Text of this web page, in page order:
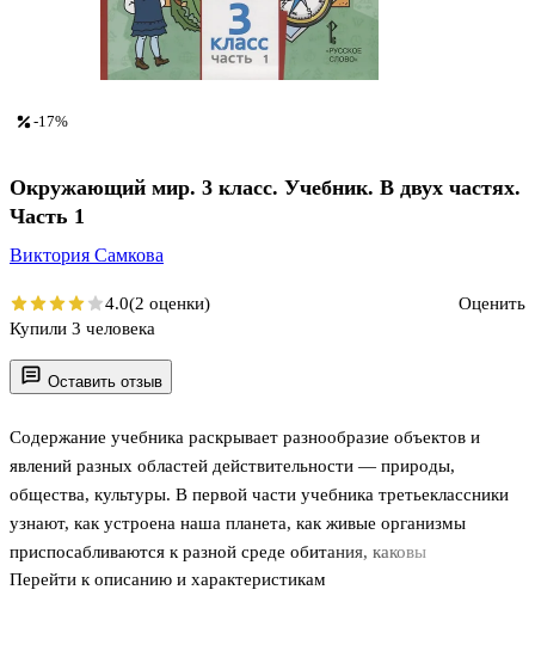
Оставить отзыв
Содержание учебника раскрывает разнообразие объектов и
явлений разных областей действительности — природы,
общества, культуры. В первой части учебника третьеклассники
узнают, как устроена наша планета, как живые организмы
приспосабливаются к разной среде обитания, каковы
взаимосвязи между растениями и животными в различных
Перейти к описанию и характеристикам
-17%
Окружающий мир. 3 класс. Учебник. В двух частях.
Часть 1
Виктория Самкова
4.0(2 оценки)
Оценить
Купили 3 человека